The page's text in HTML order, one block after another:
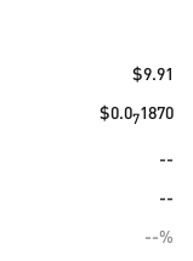
$9.91
$0.071870
--
--
--%